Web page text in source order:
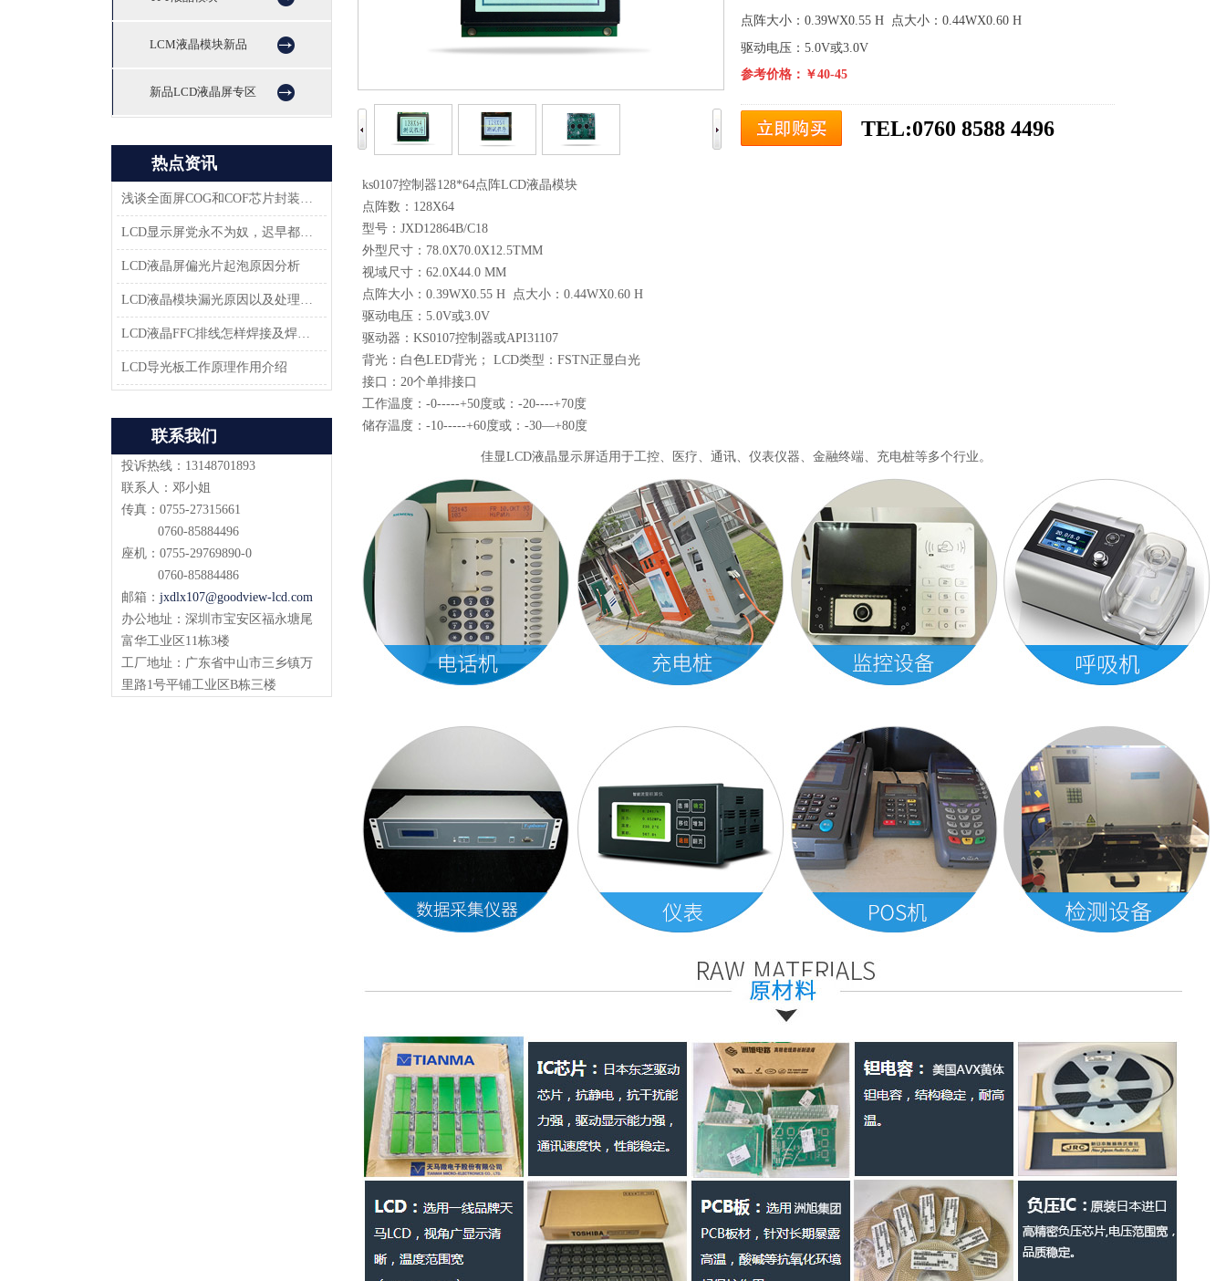
LCM液晶模块新品
新品LCD液晶屏专区
热点资讯
浅谈全面屏COG和COF芯片封装技术
LCD显示屏党永不为奴，迟早都会返回市场
LCD液晶屏偏光片起泡原因分析
LCD液晶模块漏光原因以及处理方法-深圳佳显LCD液晶厂家
LCD液晶FFC排线怎样焊接及焊接方案
LCD导光板工作原理作用介绍
联系我们
投诉热线：13148701893
联系人：邓小姐
传真：0755-27315661
0760-85884496
座机：0755-29769890-0
0760-85884486
邮箱： jxdlx107@goodview-lcd.com
办公地址：深圳市宝安区福永塘尾
富华工业区11栋3楼
工厂地址：广东省中山市三乡镇万
里路1号平铺工业区B栋三楼
点阵大小：0.39WX0.55 H 点大小：0.44WX0.60 H
驱动电压：5.0V或3.0V
参考价格：￥40-45
TEL:0760 8588 4496
ks0107控制器128*64点阵LCD液晶模块
点阵数：128X64
型号：JXD12864B/C18
外型尺寸：78.0X70.0X12.5TMM
视域尺寸：62.0X44.0 MM
点阵大小：0.39WX0.55 H 点大小：0.44WX0.60 H
驱动电压：5.0V或3.0V
驱动器：KS0107控制器或API31107
背光：白色LED背光； LCD类型：FSTN正显白光
接口：20个单排接口
工作温度：-0-----+50度或：-20----+70度
储存温度：-10-----+60度或：-30—+80度
佳显LCD液晶显示屏适用于工控、医疗、通讯、仪表仪器、金融终端、充电桩等多个行业。